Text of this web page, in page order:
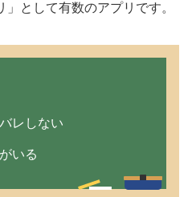
として有数のアプリです。
レしない
いる